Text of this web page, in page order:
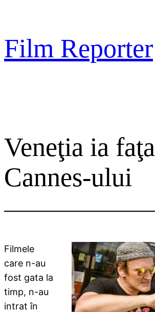
conținut
Film Reporter
Veneţia ia faţa
Cannes-ului
Filmele
care n-au
fost gata la
timp, n-au
intrat în